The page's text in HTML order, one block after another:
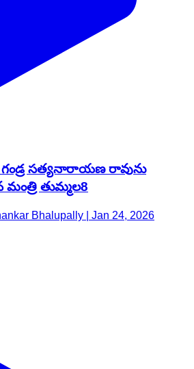
గండ్ర సత్యనారాయణ రావును
మంత్రి తుమ్మల8
Bhalupally | Jan 24, 2026